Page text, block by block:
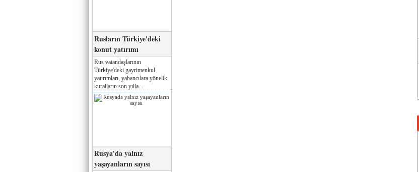
Rusların Türkiye'deki
konut yatırımı
Rus vatandaşlarının
Türkiye'deki gayrimenkul
yatırımları, yabancılara yönelik
kuralların son yılla...
Rusya'da yalnız
yaşayanların sayısı